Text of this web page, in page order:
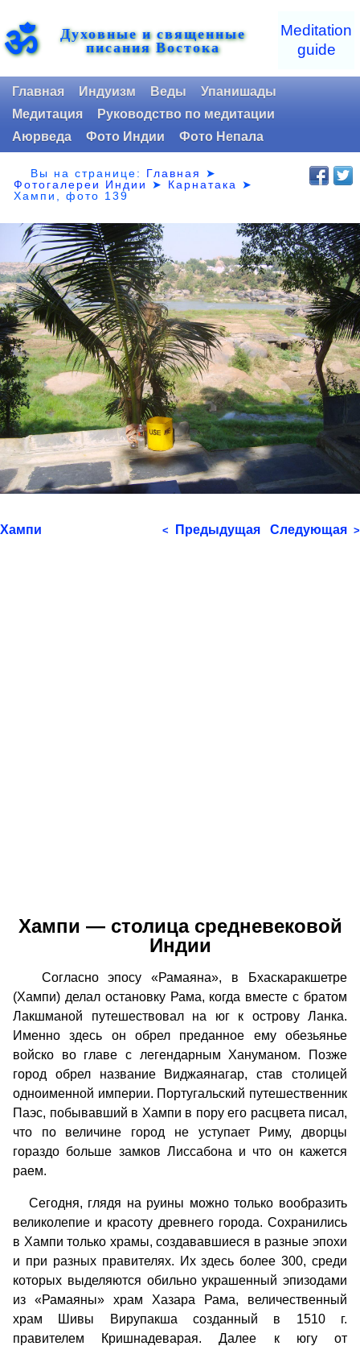
ॐ Духовные и священные
писания Востока
Meditation
guide
Главная Индуизм Веды
Упанишады
Медитация
Руководство по медитации
Аюрведа
Фото Индии Фото Непала
Вы на странице: Главная
➤
Фотогалереи Индии
➤ Карнатака
➤
Хампи, фото 139
Хампи < Предыдущая Следующая >
Хампи — столица средневековой
Индии
Согласно эпосу «Рамаяна», в Бхаскаракшетре
(Хампи) делал остановку Рама, когда вместе с братом
Лакшманой путешествовал на юг к острову Ланка.
Именно здесь он обрел преданное ему обезьянье
войско во главе с легендарным Хануманом. Позже
город обрел название Виджаянагар, став столицей
одноименной империи. Португальский путешественник
Паэс, побывавший в Хампи в пору его расцвета писал,
что по величине город не уступает Риму, дворцы
гораздо больше замков Лиссабона и что он кажется
раем.
Сегодня, глядя на руины можно только вообразить
великолепие и красоту древнего города. Сохранились
в Хампи только храмы, создававшиеся в разные эпохи
и при разных правителях. Их здесь более 300, среди
которых выделяются обильно украшенный эпизодами
из «Рамаяны» храм Хазара Рама, величественный
храм Шивы Вирупакша созданный в 1510 г.
правителем Кришнадеварая. Далее к югу от